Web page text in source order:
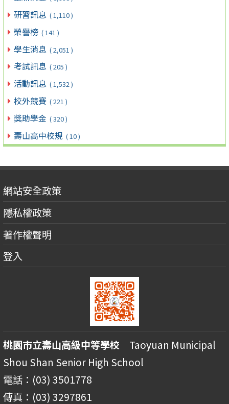
研習訊息 ( 1,110 )
榮譽榜 ( 141 )
學生消息 ( 2,051 )
考試訊息 ( 205 )
活動訊息 ( 1,532 )
校外競賽 ( 221 )
獎助學金 ( 320 )
壽山高中校規 ( 10 )
網站安全政策
隱私權政策
著作權聲明
登入
桃園市立壽山高級中等學校 Taoyuan Municipal
Shou Shan Senior High School
電話：(03) 3501778
傳真：(03) 3297861